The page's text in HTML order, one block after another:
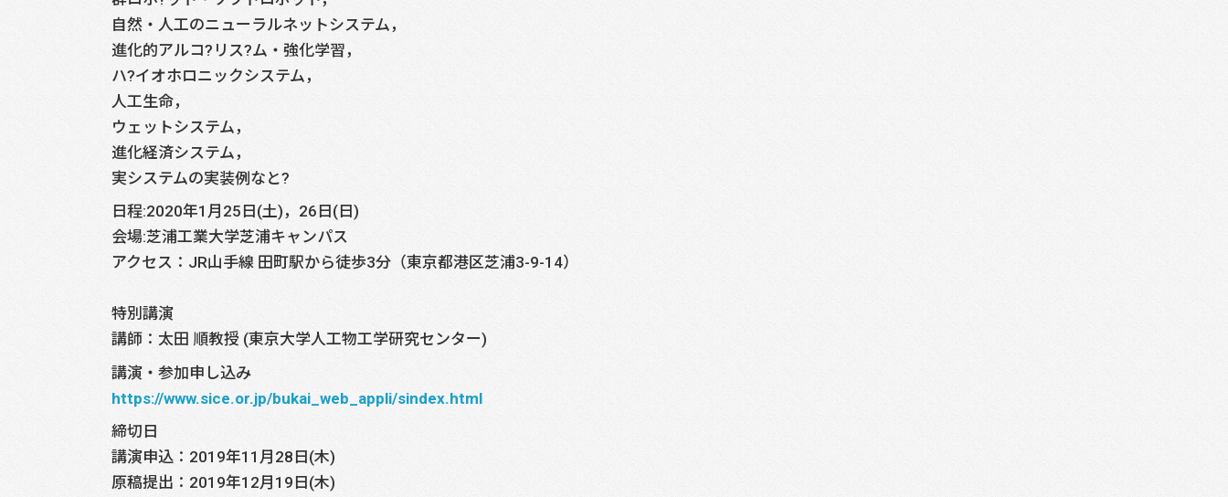
自然・人工のニューラルネットシステム，
進化的アルコ?リス?ム・強化学習，
ハ?イオホロニックシステム，
人工生命，
ウェットシステム，
進化経済システム，
実システムの実装例なと?
日程:2020年1月25日(土)，26日(日)
会場:芝浦工業大学芝浦キャンパス
アクセス：JR山手線 田町駅から徒歩3分（東京都港区芝浦3-9-14）
特別講演
講師：太田 順教授 (東京大学人工物工学研究センター)
講演・参加申し込み
https://www.sice.or.jp/bukai_web_appli/sindex.html
締切日
講演申込：2019年11月28日(木)
原稿提出：2019年12月19日(木)